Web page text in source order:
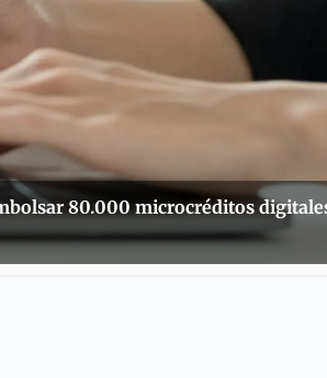
80.000 microcréditos